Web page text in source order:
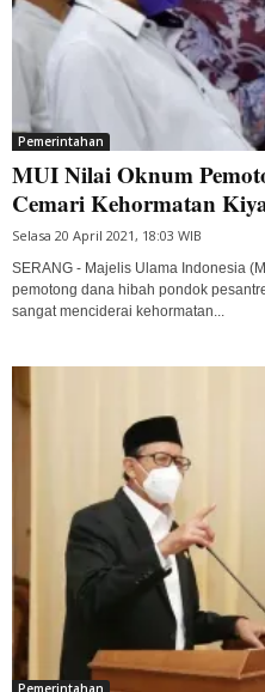
Pemerintahan
MUI Nilai Oknum
Cemari Kehormatan
Selasa 20 April 2021, 18:03 WIB
SERANG - Majelis Ulama Indonesia
pemotong dana hibah pondok
sangat menciderai kehormatan...
Pemerintahan